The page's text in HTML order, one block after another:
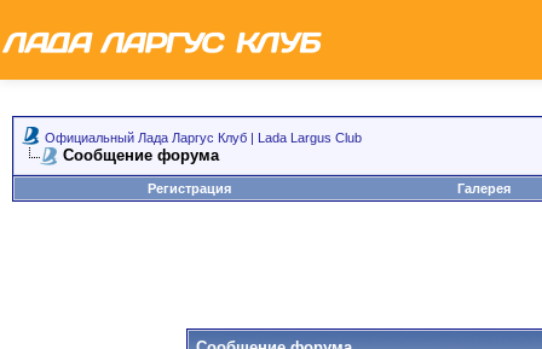
Официальный Лада Ларгус Клуб | Lada Largus Club
Сообщение форума
Регистрация Галерея